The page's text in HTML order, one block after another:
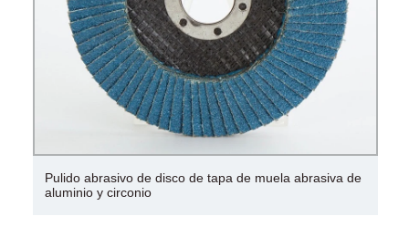
Pulido abrasivo de disco de tapa de muela abrasiva de
aluminio y circonio